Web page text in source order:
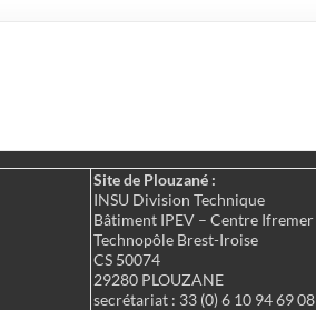
Site de Plouzané :
INSU Division Technique
Bâtiment IPEV – Centre Ifremer
Technopôle Brest-Iroise
CS 50074
29280 PLOUZANE
secrétariat : 33 (0) 6 10 94 69 08